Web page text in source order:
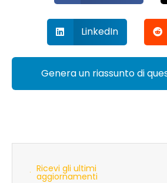
LinkedIn
Genera un riassunto di
Ricevi gli ultimi
aggiornamenti